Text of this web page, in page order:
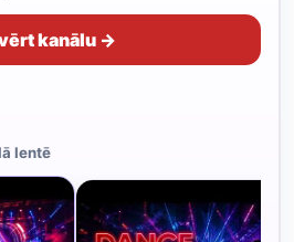
kanālu →
lentē